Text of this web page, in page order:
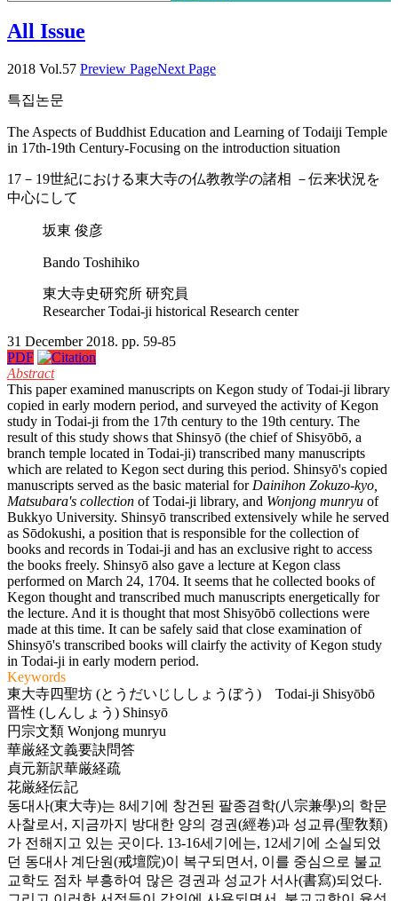
All Issue
2018 Vol.57 Preview PageNext Page
특집논문
The Aspects of Buddhist Education and Learning of Todaiji Temple
in 17th-19th Century-Focusing on the introduction situation
17－19世紀における東大寺の仏教教学の諸相 －伝来状況を
中心にして
坂東 俊彦
Bando Toshihiko
東大寺史研究所 研究員
Researcher Todai-ji historical Research center
31 December 2018. pp. 59-85
PDF
Abstract
This paper examined manuscripts on Kegon study of Todai-ji library
copied in early modern period, and surveyed the activity of Kegon
study in Todai-ji from the 17th century to the 19th century. The
result of this study shows that Shinsyō (the chief of Shisyōbō, a
branch temple located in Todai-ji) transcribed many manuscripts
which are related to Kegon sect during this period. Shinsyō's copied
manuscripts served as the basic material for Dainihon Zokuzo-kyo,
Matsubara's collection of Todai-ji library, and Wonjong munryu of
Bukkyo University. Shinsyō transcribed extensively while he served
as Sōdokushi, a position that is responsible for the collection of
books and records in Todai-ji and has an exclusive right to access
the books freely. Shinsyō also gave a lecture at Kegon class
performed on March 24, 1704. It seems that he collected books of
Kegon thought and transcribed much manuscripts energetically for
the lecture. And it is thought that most Shisyōbō collections were
made at this time. It can be safely said that close examination of
Shinsyō's transcribed books will clairfy the activity of Kegon study
in Todai-ji in early modern period.
Keywords
東大寺四聖坊 (とうだいじししょうぼう) Todai-ji Shisyōbō
晋性 (しんしょう) Shinsyō
円宗文類 Wonjong munryu
華厳経文義要訣問答
貞元新訳華厳経疏
花厳経伝記
동대사(東大寺)는 8세기에 창건된 팔종겸학(八宗兼學)의 학문
사찰로서, 지금까지 방대한 양의 경권(經卷)과 성교류(聖敎類)
가 전해지고 있는 곳이다. 13-16세기에는, 12세기에 소실되었
던 동대사 계단원(戒壇院)이 복구되면서, 이를 중심으로 불교
교학도 점차 부흥하여 많은 경권과 성교가 서사(書寫)되었다.